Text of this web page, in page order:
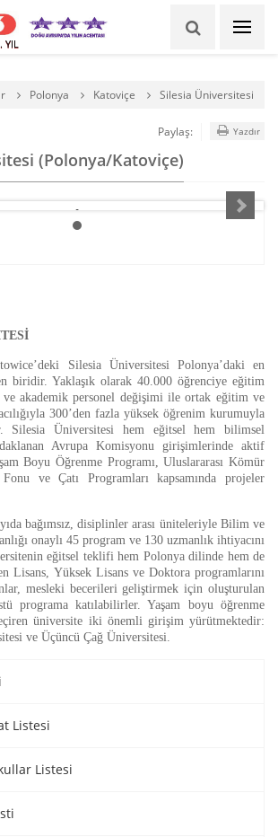
YIL
Polonya Katoviçe Silesia Üniversitesi
(Polonya/Katoviçe)
Paylaş: Yazdır
Silesia Üniversitesi Polonya’daki en
biridir. Yaklaşık olarak 40.000 öğrenciye eğitim
akademik personel değişimi ile ortak eğitim ve
300’den fazla yüksek öğrenim kurumuyla
Silesia Üniversitesi hem eğitsel hem bilimsel
Avrupa Komisyonu girişimlerinde aktif
Boyu Öğrenme Programı, Uluslararası Kömür
ve Çatı Programları kapsamında projeler
bağımsız, disiplinler arası üniteleriyle Bilim ve
onaylı 45 program ve 130 uzmanlık ihtiyacını
eğitsel teklifi hem Polonya dilinde hem de
Lisans, Yüksek Lisans ve Doktora programlarını
mesleki becerileri geliştirmek için oluşturulan
programa katılabilirler. Yaşam boyu öğrenme
üniversite iki önemli girişim yürütmektedir:
ve Üçüncü Çağ Üniversitesi.
Listesi
Listesi